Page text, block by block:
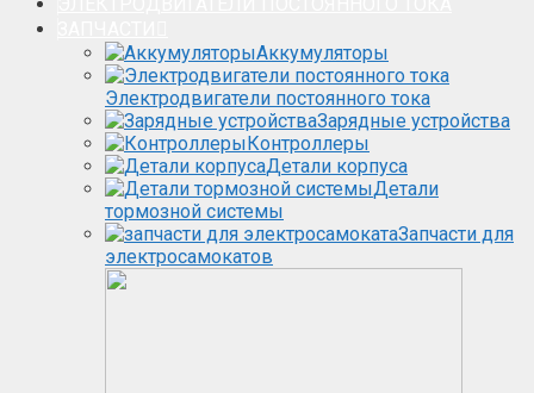
Аккумуляторы
Электродвигатели постоянного тока
Зарядные устройства
Контроллеры
Детали корпуса
Детали
тормозной системы
Запчасти для
электросамокатов